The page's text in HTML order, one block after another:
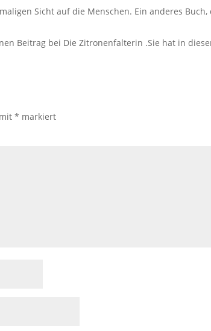
Sicht auf die Menschen. Ein anderes Buch,
Beitrag bei Die Zitronenfalterin .Sie hat in
mit* markiert